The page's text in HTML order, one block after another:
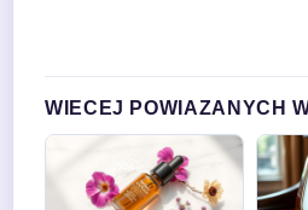
WIECEJ POWIAZANYCH